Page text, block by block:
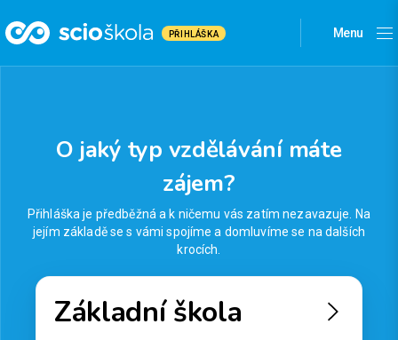
PŘIHLÁŠKA Menu
O jaký typ vzdělávání máte
zájem?
Přihláška je předběžná a k ničemu vás zatím nezavazuje.
Na
jejím základě se s vámi spojíme a domluvíme se na dalších
krocích.
Základní škola